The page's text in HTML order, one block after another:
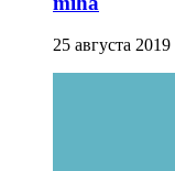
25 августа 2019